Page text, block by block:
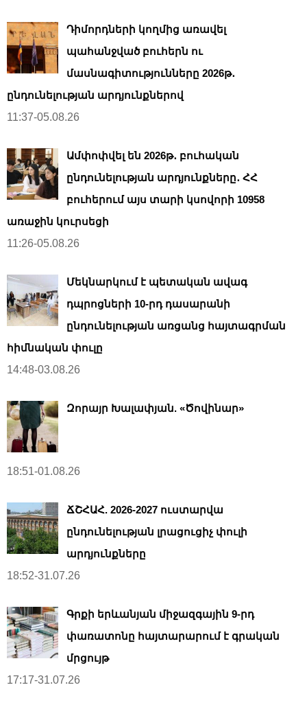
Դիմորդների կողմից առավել
պահանջված բուհերն ու
մասնագիտությունները 2026թ․
ընդունելության արդյունքներով
11:37-05.08.26
Ամփոփվել են 2026թ․ բուհական
ընդունելության արդյունքները․ ՀՀ
բուհերում այս տարի կսովորի 10958
առաջին կուրսեցի
11:26-05.08.26
Մեկնարկում է պետական ավագ
դպրոցների 10-րդ դասարանի
ընդունելության առցանց հայտագրման
հիմնական փուլը
14:48-03.08.26
Զորայր Խալափյան. «Ծովինար»
18:51-01.08.26
ՃՇՀԱՀ. 2026-2027 ուստարվա
ընդունելության լրացուցիչ փուլի
արդյունքները
18:52-31.07.26
Գրքի երևանյան միջազգային 9-րդ
փառատոնը հայտարարում է գրական
մրցույթ
17:17-31.07.26